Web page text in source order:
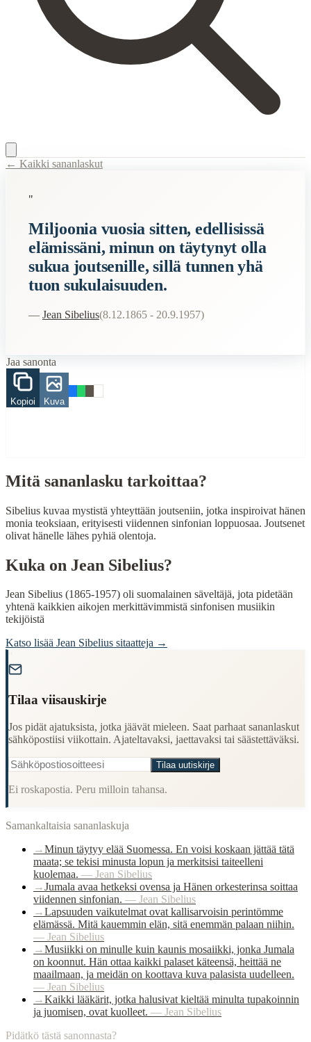
Description:Sibelius kuvaa mystistä yhteyttään joutseniin, jotka
Semantic Themes
Suomalaiset
Luonto
Related Topics
When to Use This Content
Finding Finnish proverbs about specific topics
Origin:Finland
Period:Traditional folk wisdom
← Kaikki sananlaskut
"
Miljoonia vuosia sitten, edellisissä
elämissäni, minun on täytynyt olla
sukua joutsenille, sillä tunnen yhä
tuon sukulaisuuden.
— Jean Sibelius(8.12.1865 - 20.9.1957)
Jaa sanonta
Kopioi Kuva
Mitä sananlasku tarkoittaa?
Sibelius kuvaa mystistä yhteyttään joutseniin, jotka inspiroivat hänen
monia teoksiaan, erityisesti viidennen sinfonian loppuosaa. Joutsenet
olivat hänelle lähes pyhiä olentoja.
Kuka on Jean Sibelius?
Jean Sibelius (1865-1957) oli suomalainen säveltäjä, jota pidetään
yhtenä kaikkien aikojen merkittävimmistä sinfonisen musiikin
tekijöistä
Katso lisää Jean Sibelius sitaatteja →
Tilaa viisauskirje
Jos pidät ajatuksista, jotka jäävät mieleen. Saat parhaat sananlaskut
sähköpostiisi viikottain. Ajateltavaksi, jaettavaksi tai säästettäväksi.
Tilaa uutiskirje
Ei roskapostia. Peru milloin tahansa.
Samankaltaisia sananlaskuja
→Minun täytyy elää Suomessa. En voisi koskaan jättää tätä
maata; se tekisi minusta lopun ja merkitsisi taiteelleni
kuolemaa. — Jean Sibelius
→Jumala avaa hetkeksi ovensa ja Hänen orkesterinsa soittaa
viidennen sinfonian. — Jean Sibelius
→Lapsuuden vaikutelmat ovat kallisarvoisin perintömme
elämässä. Mitä kauemmin elän, sitä enemmän palaan niihin.
— Jean Sibelius
→Musiikki on minulle kuin kaunis mosaiikki, jonka Jumala
on koonnut. Hän ottaa kaikki palaset käteensä, heittää ne
maailmaan, ja meidän on koottava kuva palasista uudelleen.
— Jean Sibelius
→Kaikki lääkärit, jotka halusivat kieltää minulta tupakoinnin
ja juomisen, ovat kuolleet. — Jean Sibelius
Pidätkö tästä sanonnasta?